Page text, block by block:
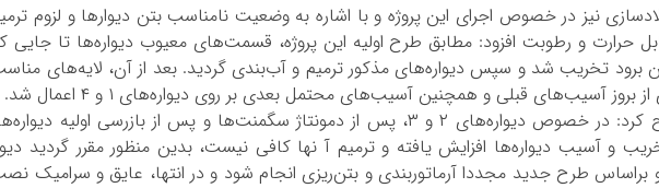
نیز در خصوص اجرای این پروژه و با اشاره به وضعیت نامناسب بتن دیوارها و لزوم
حرارت و رطوبت افزود: مطابق طرح اولیه این پروژه، قسمت‌های معیوب دیواره‌ها تا جایی
برود تخریب شد و سپس دیواره‌های مذکور ترمیم و آب‌بندی گردید. بعد از آن، لایه‌های
آسیب‌های قبلی و همچنین آسیب‌های محتمل بعدی بر روی دیواره‌های ۱ و ۴ اعمال شد.
محمدحسین خرمی تصریح کرد: در خصوص دیواره‌های ۲ و ۳، پس از دمونتاژ سگمنت‌ها و پس از بازرسی اولیه
دیواره‌ها افزایش یافته و ترمیم آ نها کافی نیست، بدین منظور مقرر گردید
براساس طرح جدید مجددا آرماتوربندی و بتن‌ریزی انجام شود و در انتها، عایق و سرامیک